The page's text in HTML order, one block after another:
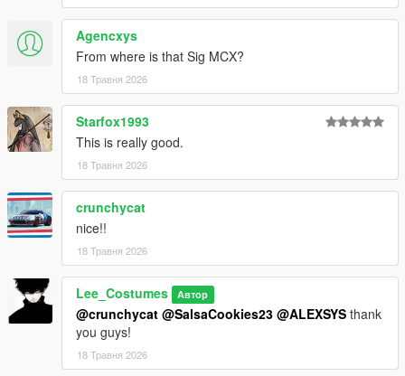
Agencxys
From where is that Sig MCX?
18 Травня 2026
Starfox1993
This is really good.
18 Травня 2026
crunchycat
nice!!
18 Травня 2026
Lee_Costumes Автор
@crunchycat @SalsaCookies23 @ALEXSYS thank
you guys!
18 Травня 2026